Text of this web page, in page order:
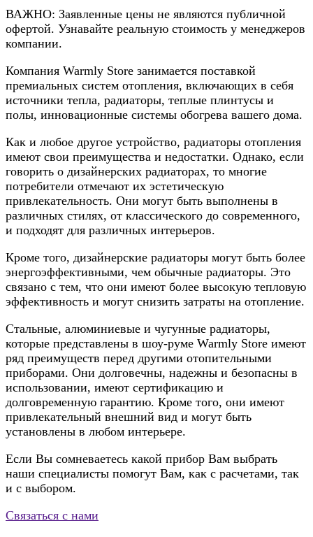
ВАЖНО: Заявленные цены не являются публичной
офертой. Узнавайте реальную стоимость у менеджеров
компании.
Компания Warmly Store занимается поставкой
премиальных систем отопления, включающих в себя
источники тепла, радиаторы, теплые плинтусы и
полы, инновационные системы обогрева вашего дома.
Как и любое другое устройство, радиаторы отопления
имеют свои преимущества и недостатки. Однако, если
говорить о дизайнерских радиаторах, то многие
потребители отмечают их эстетическую
привлекательность. Они могут быть выполнены в
различных стилях, от классического до современного,
и подходят для различных интерьеров.
Кроме того, дизайнерские радиаторы могут быть более
энергоэффективными, чем обычные радиаторы. Это
связано с тем, что они имеют более высокую тепловую
эффективность и могут снизить затраты на отопление.
Стальные, алюминиевые и чугунные радиаторы,
которые представлены в шоу-руме Warmly Store имеют
ряд преимуществ перед другими отопительными
приборами. Они долговечны, надежны и безопасны в
использовании, имеют сертификацию и
долговременную гарантию. Кроме того, они имеют
привлекательный внешний вид и могут быть
установлены в любом интерьере.
Если Вы сомневаетесь какой прибор Вам выбрать
наши специалисты помогут Вам, как с расчетами, так
и с выбором.
Связаться с нами